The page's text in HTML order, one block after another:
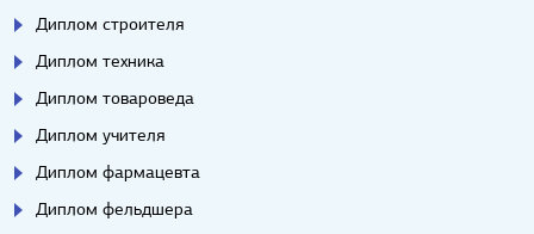
Диплом строителя
Диплом техника
Диплом товароведа
Диплом учителя
Диплом фармацевта
Диплом фельдшера